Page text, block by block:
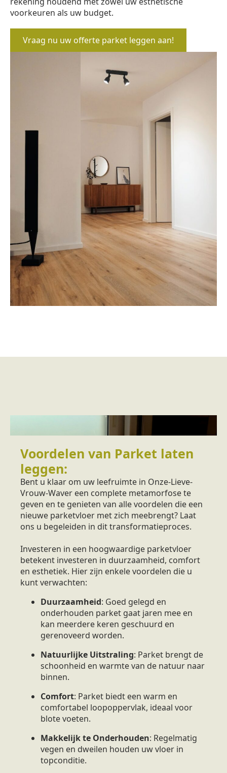
voorkeuren als uw budget.
Vraag nu uw offerte parket leggen aan!
Voordelen van Parket laten
leggen:
Bent u klaar om uw leefruimte in Onze-Lieve-
Vrouw-Waver een complete metamorfose te
geven en te genieten van alle voordelen die een
nieuwe parketvloer met zich meebrengt? Laat
ons u begeleiden in dit transformatieproces.
Investeren in een hoogwaardige parketvloer
betekent investeren in duurzaamheid, comfort
en esthetiek. Hier zijn enkele voordelen die u
kunt verwachten:
Duurzaamheid: Goed gelegd en
onderhouden parket gaat jaren mee en
kan meerdere keren geschuurd en
gerenoveerd worden.
Natuurlijke Uitstraling: Parket brengt de
schoonheid en warmte van de natuur naar
binnen.
Comfort: Parket biedt een warm en
comfortabel loopoppervlak, ideaal voor
blote voeten.
Makkelijk te Onderhouden: Regelmatig
vegen en dweilen houden uw vloer in
topconditie.